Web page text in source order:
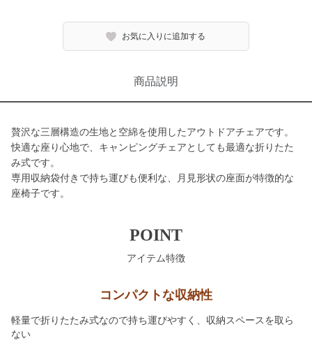
お気に入りに追加する
商品説明
贅沢な三層構造の生地と空綿を使用したアウトドアチェアです。
快適な座り心地で、キャンピングチェアとしても最適な折りたた
み式です。
専用収納袋付きで持ち運びも便利な、月見形状の座面が特徴的な
座椅子です。
POINT
アイテム特徴
コンパクトな収納性
軽量で折りたたみ式なので持ち運びやすく、収納スペースを取ら
ない